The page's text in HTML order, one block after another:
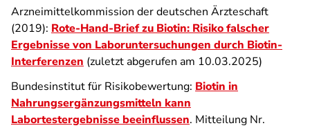
Arzneimittelkommission der deutschen Ärzteschaft
(2019): Rote-Hand-Brief zu Biotin: Risiko falscher
Ergebnisse von Laboruntersuchungen durch Biotin-
Interferenzen (zuletzt abgerufen am 10.03.2025)
Bundesinstitut für Risikobewertung: Biotin in
Nahrungsergänzungsmitteln kann
Labortestergebnisse beeinflussen. Mitteilung Nr.